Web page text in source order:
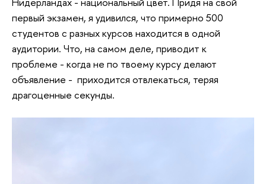
первый экзамен, я удивился, что примерно 500
студентов с разных курсов находится в одной
аудитории. Что, на самом деле, приводит к
проблеме - когда не по твоему курсу делают
объявление - приходится отвлекаться, теряя
драгоценные секунды.